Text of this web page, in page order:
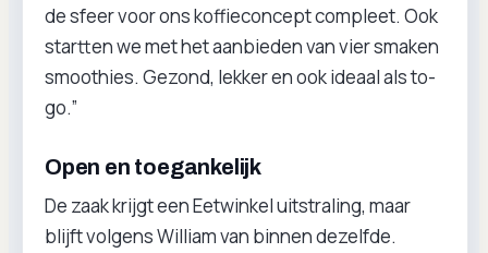
de sfeer voor ons koffieconcept compleet. Ook
startten we met het aanbieden van vier smaken
smoothies. Gezond, lekker en ook ideaal als to-
go.”
Open en toegankelijk
De zaak krijgt een Eetwinkel uitstraling, maar
blijft volgens William van binnen dezelfde.